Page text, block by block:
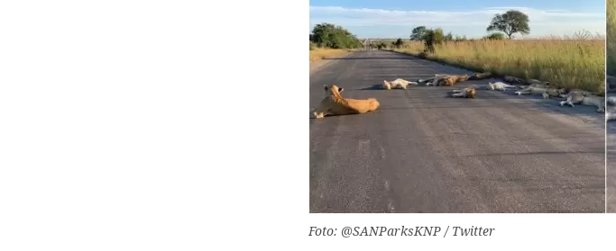
Foto: @SANParksKNP / Twitter